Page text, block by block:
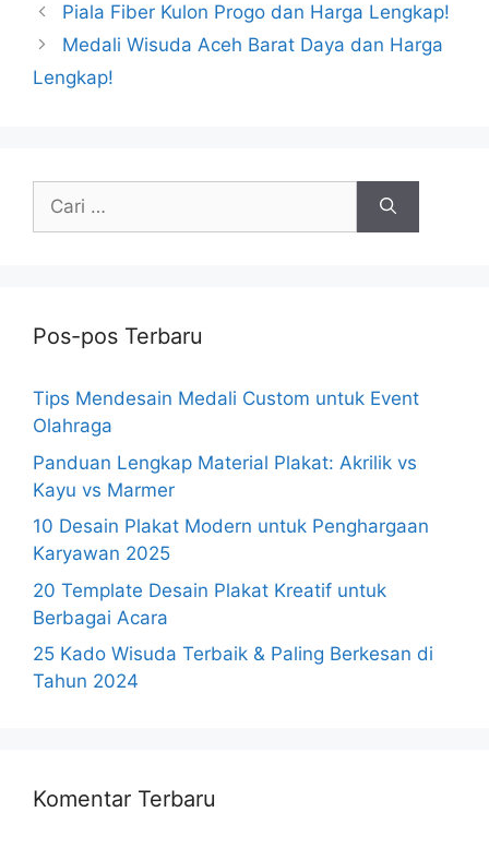
Piala Fiber Kulon Progo dan Harga Lengkap!
Medali Wisuda Aceh Barat Daya dan Harga
Lengkap!
Cari
Pos-pos Terbaru
Tips Mendesain Medali Custom untuk Event
Olahraga
Panduan Lengkap Material Plakat: Akrilik vs
Kayu vs Marmer
10 Desain Plakat Modern untuk Penghargaan
Karyawan 2025
20 Template Desain Plakat Kreatif untuk
Berbagai Acara
25 Kado Wisuda Terbaik & Paling Berkesan di
Tahun 2024
Komentar Terbaru